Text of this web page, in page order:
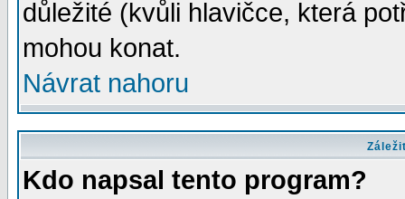
důležité (kvůli hlavičce, která
mohou konat.
Návrat nahoru
Kdo napsal tento program?